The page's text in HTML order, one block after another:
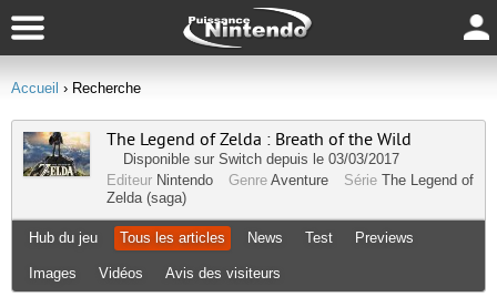
Accueil › Recherche
The Legend of Zelda : Breath of the Wild
Disponible sur Switch depuis le 03/03/2017
Editeur Nintendo Genre Aventure Série The Legend of
Zelda (saga)
Hub du jeu Tous les articles News Test Previews
Images Vidéos Avis des visiteurs